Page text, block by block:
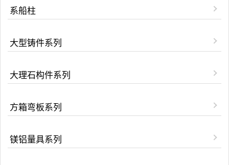
系船柱
大型铸件系列
大理石构件系列
方箱弯板系列
镁铝量具系列